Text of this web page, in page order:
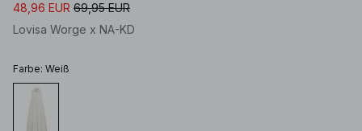
48,96 EUR 69,95 EUR
Lovisa Worge x NA-KD
Farbe: Weiß